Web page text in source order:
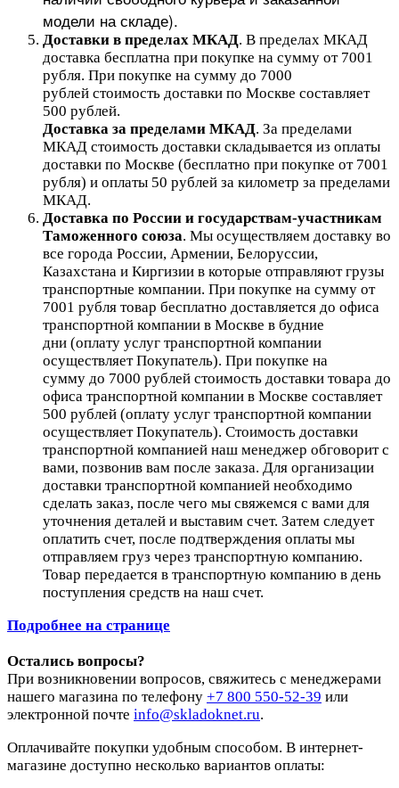
модели на складе).
Доставки в пределах МКАД. В пределах МКАД
доставка бесплатна при покупке на сумму от 7001
рубля. При покупке на сумму до 7000
рублей стоимость доставки по Москве составляет
500 рублей.
Доставка за пределами МКАД. За пределами
МКАД стоимость доставки складывается из оплаты
доставки по Москве (бесплатно при покупке от 7001
рубля) и оплаты 50 рублей за километр за пределами
МКАД.
Доставка по России и государствам-участникам
Таможенного союза. Мы осуществляем доставку во
все города России, Армении, Белоруссии,
Казахстана и Киргизии в которые отправляют грузы
транспортные компании. При покупке на сумму от
7001 рубля товар бесплатно доставляется до офиса
транспортной компании в Москве в будние
дни (оплату услуг транспортной компании
осуществляет Покупатель). При покупке на
сумму до 7000 рублей стоимость доставки товара до
офиса транспортной компании в Москве составляет
500 рублей (оплату услуг транспортной компании
осуществляет Покупатель). Стоимость доставки
транспортной компанией наш менеджер обговорит с
вами, позвонив вам после заказа. Для организации
доставки транспортной компанией необходимо
сделать заказ, после чего мы свяжемся с вами для
уточнения деталей и выставим счет. Затем следует
оплатить счет, после подтверждения оплаты мы
отправляем груз через транспортную компанию.
Товар передается в транспортную компанию в день
поступления средств на наш счет.
Подробнее на странице
Остались вопросы?
При возникновении вопросов, свяжитесь с менеджерами
нашего магазина по телефону +7 800 550-52-39 или
электронной почте info@skladoknet.ru.
Оплачивайте покупки удобным способом. В интернет-
магазине доступно несколько вариантов оплаты: